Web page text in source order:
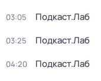
03:05 Подкаст.Лаб
03:25 Подкаст.Лаб
04:20 Подкаст.Лаб